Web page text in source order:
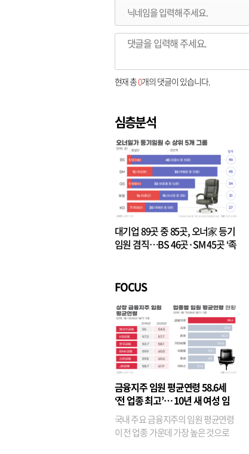
현재 총0개의 댓글이 있습니다.
심층분석
대기업 89곳 중 85곳, 오너家 등기
임원 겸직…BS 46곳·SM 45곳 ‘족
FOCUS
금융지주 임원 평균연령 58.6세
‘전 업종 최고’… 10년 새 여성 임
원은 14배 껑충
국내 주요 금융지주의 임원 평균연령
이 전 업종 가운데 가장 높은 것으로